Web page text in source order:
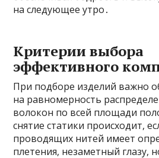
на следующее утро․
Критерии выбора
эффективного
При подборе изделий важно
на равномерность
волокон по всей площади
снятие статики происходит,
проводящих нитей имеет
плетения, незаметный глазу,